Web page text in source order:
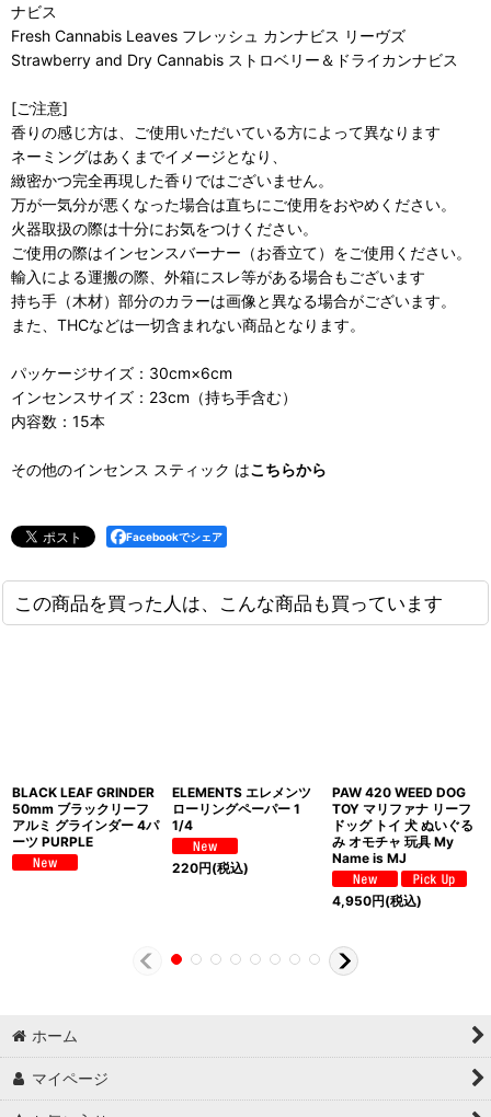
ナビス
Fresh Cannabis Leaves フレッシュ カンナビス リーヴズ
Strawberry and Dry Cannabis ストロベリー＆ドライカンナビス
[ご注意]
香りの感じ方は、ご使用いただいている方によって異なります
ネーミングはあくまでイメージとなり、
緻密かつ完全再現した香りではございません。
万が一気分が悪くなった場合は直ちにご使用をおやめください。
火器取扱の際は十分にお気をつけください。
ご使用の際はインセンスバーナー（お香立て）をご使用ください。
輸入による運搬の際、外箱にスレ等がある場合もございます
持ち手（木材）部分のカラーは画像と異なる場合がございます。
また、THCなどは一切含まれない商品となります。
パッケージサイズ：30cm×6cm
インセンスサイズ：23cm（持ち手含む）
内容数：15本
その他のインセンス スティック はこちらから
Facebookでシェア
この商品を買った人は、こんな商品も買っています
BLACK LEAF GRINDER
50mm ブラックリーフ
アルミ グラインダー 4パ
ーツ PURPLE
ELEMENTS エレメンツ
ローリングペーパー 1
1/4
220円(税込)
PAW 420 WEED DOG
TOY マリファナ リーフ
ドッグ トイ 犬 ぬいぐる
み オモチャ 玩具 My
Name is MJ
4,950円(税込)
ホーム
マイページ